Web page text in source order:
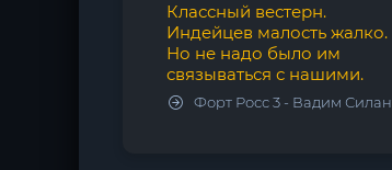
Классный вестерн.
Индейцев малость жалко.
Но не надо было им
связываться с нашими.
Форт Росс 3 - Вадим